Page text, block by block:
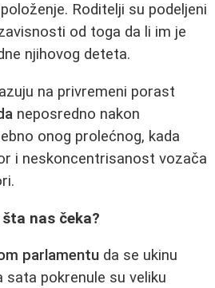
Roditelji su podeljeni
od toga da li im je
njihovog deteta.
na privremeni porast
neposredno nakon
onog prolećnog, kada
i neskoncentrisanost vozača
nas čeka?
parlamentu da se ukinu
sata pokrenule su veliku